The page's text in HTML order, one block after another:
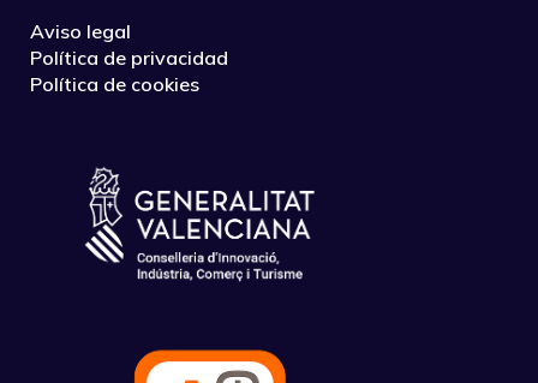
Aviso legal
Política de privacidad
Política de cookies